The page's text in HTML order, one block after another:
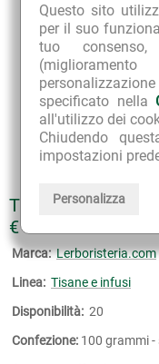
Questo sito
per il suo
tuo
specificato nella
all'utilizzo dei
Chiudendo
impostazioni
Personalizza
TISANA
€ 7.40
Marca: Lerboristeria.com
Linea: Tisane e infusi
Disponibilità: 20
Confezione: 100 grammi